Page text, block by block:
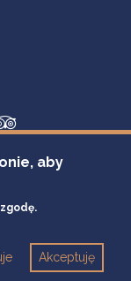
aby
Akceptuję